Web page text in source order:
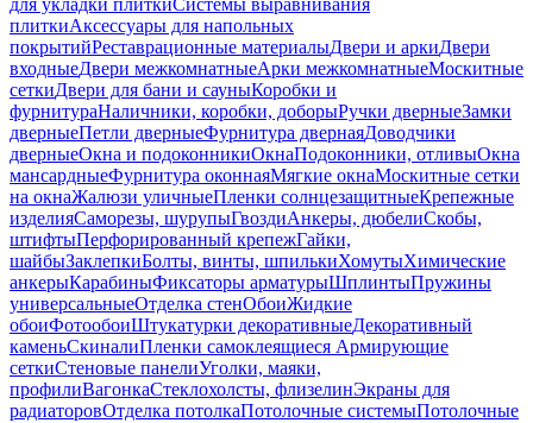
для укладки плиткиСистемы выравнивания
плиткиАксессуары для напольных
покрытийРеставрационные материалыДвери и аркиДвери
входныеДвери межкомнатныеАрки межкомнатныеМоскитные
сеткиДвери для бани и сауныКоробки и
фурнитураНаличники, коробки, доборыРучки дверныеЗамки
дверныеПетли дверныеФурнитура двернаяДоводчики
дверныеОкна и подоконникиОкнаПодоконники, отливыОкна
мансардныеФурнитура оконнаяМягкие окнаМоскитные сетки
на окнаЖалюзи уличныеПленки солнцезащитныеКрепежные
изделияСаморезы, шурупыГвоздиАнкеры, дюбелиСкобы,
штифтыПерфорированный крепежГайки,
шайбыЗаклепкиБолты, винты, шпилькиХомутыХимические
анкерыКарабиныФиксаторы арматурыШплинтыПружины
универсальныеОтделка стенОбоиЖидкие
обоиФотообоиШтукатурки декоративныеДекоративный
каменьСкиналиПленки самоклеящиеся Армирующие
сеткиСтеновые панелиУголки, маяки,
профилиВагонкаСтеклохолсты, флизелинЭкраны для
радиаторовОтделка потолкаПотолочные системыПотолочные